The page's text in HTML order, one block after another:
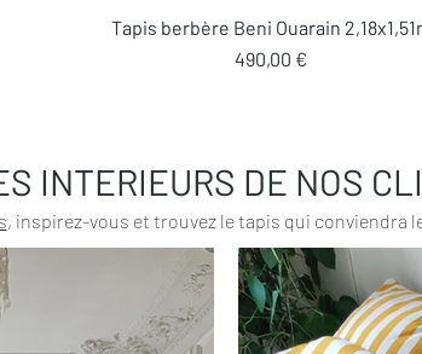
Aperçu rapide
Tapis berbère Beni Ouarain
Prix
490,00 €
INTERIEURS DE NOS
, inspirez-vous et trouvez le tapis qui conviendra